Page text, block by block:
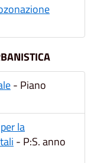
- Piano
la
- P:S. anno